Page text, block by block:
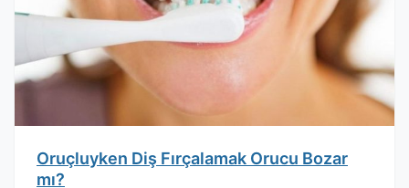
Oruçluyken Diş Fırçalamak Orucu Bozar
mı?